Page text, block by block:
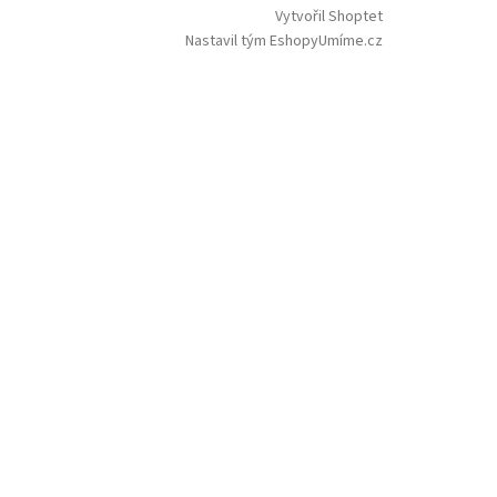
Vytvořil Shoptet
Nastavil tým EshopyUmíme.cz